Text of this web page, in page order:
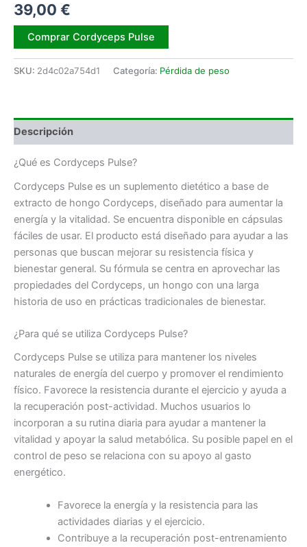
39,00 €
Comprar Cordyceps Pulse
SKU: 2d4c02a754d1 Categoría: Pérdida de peso
Descripción
¿Qué es Cordyceps Pulse?
Cordyceps Pulse es un suplemento dietético a base de
extracto de hongo Cordyceps, diseñado para aumentar la
energía y la vitalidad. Se encuentra disponible en cápsulas
fáciles de usar. El producto está diseñado para ayudar a las
personas que buscan mejorar su resistencia física y
bienestar general. Su fórmula se centra en aprovechar las
propiedades del Cordyceps, un hongo con una larga
historia de uso en prácticas tradicionales de bienestar.
¿Para qué se utiliza Cordyceps Pulse?
Cordyceps Pulse se utiliza para mantener los niveles
naturales de energía del cuerpo y promover el rendimiento
físico. Favorece la resistencia durante el ejercicio y ayuda a
la recuperación post-actividad. Muchos usuarios lo
incorporan a su rutina diaria para ayudar a mantener la
vitalidad y apoyar la salud metabólica. Su posible papel en el
control de peso se relaciona con su apoyo al gasto
energético.
Favorece la energía y la resistencia para las
actividades diarias y el ejercicio.
Contribuye a la recuperación post-entrenamiento